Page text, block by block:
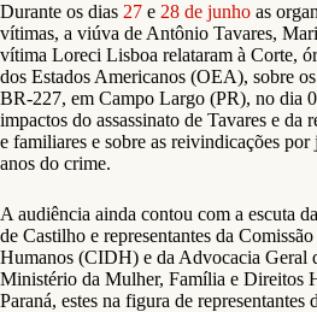
Durante os dias 27 e 28 de junho as
vítimas, a viúva de Antônio Tavares,
vítima Loreci Lisboa relataram à Corte,
dos Estados Americanos (OEA), sobre
BR-227, em Campo Largo (PR), no dia
impactos do assassinato de Tavares e da
e familiares e sobre as reivindicações por
anos do crime.
A audiência ainda contou com a escuta
de Castilho e representantes da
Humanos (CIDH) e da Advocacia
Ministério da Mulher, Família e Direitos
Paraná, estes na figura de representantes